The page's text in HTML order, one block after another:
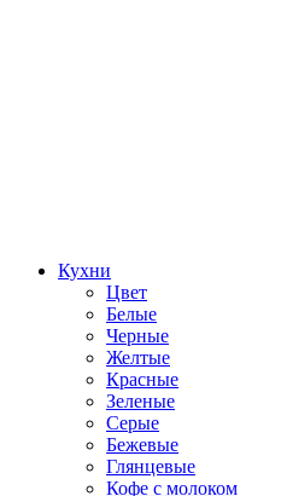
Кухни
Цвет
Белые
Черные
Желтые
Красные
Зеленые
Серые
Бежевые
Глянцевые
Кофе с молоком